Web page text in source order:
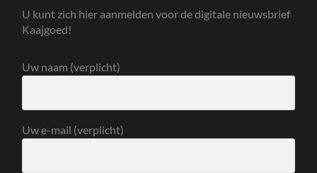
U kunt zich hier aanmelden voor de digitale nieuwsbrief
Kaajgoed!
Uw naam (verplicht)
Uw e-mail (verplicht)